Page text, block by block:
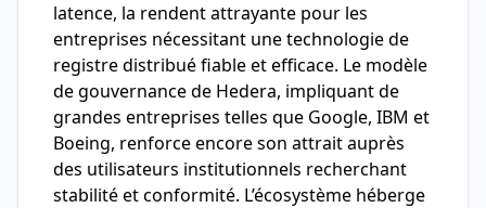
latence, la rendent attrayante pour les
entreprises nécessitant une technologie de
registre distribué fiable et efficace. Le modèle
de gouvernance de Hedera, impliquant de
grandes entreprises telles que Google, IBM et
Boeing, renforce encore son attrait auprès
des utilisateurs institutionnels recherchant
stabilité et conformité. L’écosystème héberge